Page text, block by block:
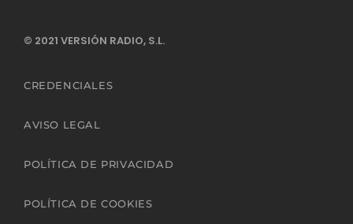
© 2021 VERSIÓN RADIO, S.L.
CREDENCIALES
AVISO LEGAL
POLÍTICA DE PRIVACIDAD
POLÍTICA DE COOKIES